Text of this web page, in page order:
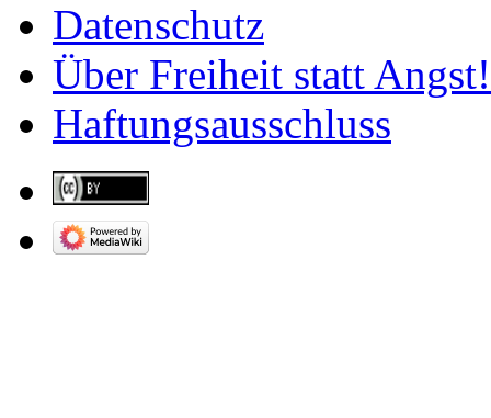
Datenschutz
Über Freiheit statt Angst!
Haftungsausschluss